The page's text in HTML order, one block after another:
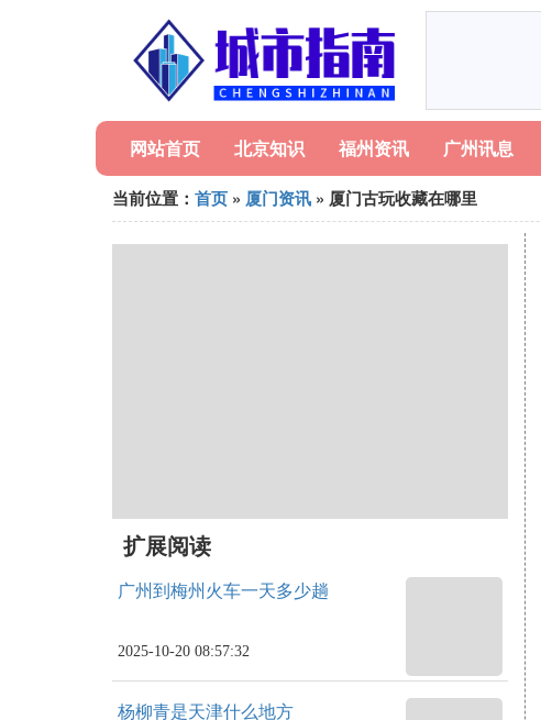
网站首页 北京知识 福州资讯 广州讯息
当前位置： 首页 » 厦门资讯 » 厦门古玩收藏在哪里
扩展阅读
广州到梅州火车一天多少趟
2025-10-20 08:57:32
杨柳青是天津什么地方